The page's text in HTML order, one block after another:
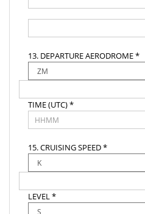
13. DEPARTURE AERODROME *
TIME (UTC) *
15. CRUISING SPEED *
LEVEL *